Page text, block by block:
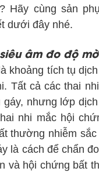
Hãy cùng sản
dưới đây nhé.
âm đo độ
khoảng tích tụ
Tất cả các thai
nhưng lớp
nhi mắc hội
thường nhiễm
là cách để chẩn
và hội chứng bất